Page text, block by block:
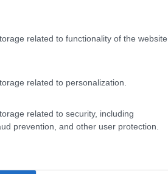
related to functionality of the website
related to personalization.
related to security, including
prevention, and other user protection.